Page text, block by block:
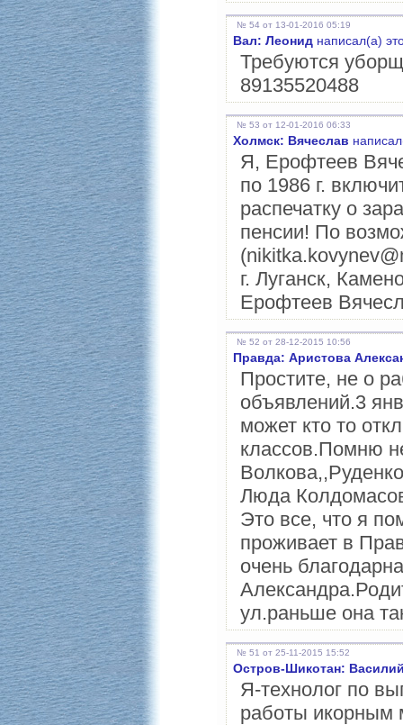
№ 54 от 13-01-2016 05:19
Вал: Леонид написал(а)
Требуются
89135520488
№ 53 от 12-01-2016 06:33
Холмск: Вячеслав
Я, Ерофтеев
по 1986 г.
распечатку о
пенсии! По
г. Луганск,
Ерофтеев
№ 52 от 28-12-2015 10:56
Правда: Аристова
Простите, не о
объявлений.3
может кто то
классов.Помню
Люда
Это все, что я
проживает в
очень
ул.раньше она
№ 51 от 25-11-2015 15:52
Остров-Шикотан:
Я-технолог по
работы икорным